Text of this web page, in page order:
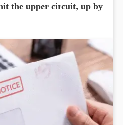
the upper circuit, up by